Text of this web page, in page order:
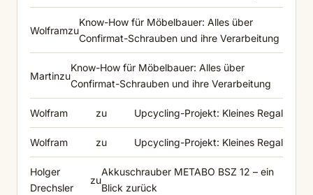
Wolframzu
Know-How für Möbelbauer: Alles über
Confirmat-Schrauben und ihre Verarbeitung
Martinzu
Know-How für Möbelbauer: Alles über
Confirmat-Schrauben und ihre Verarbeitung
Wolfram zu Upcycling-Projekt: Kleines Regal
Wolfram zu Upcycling-Projekt: Kleines Regal
Holger
Drechsler
zu
Akkuschrauber METABO BSZ 12 – ein
Blick zurück